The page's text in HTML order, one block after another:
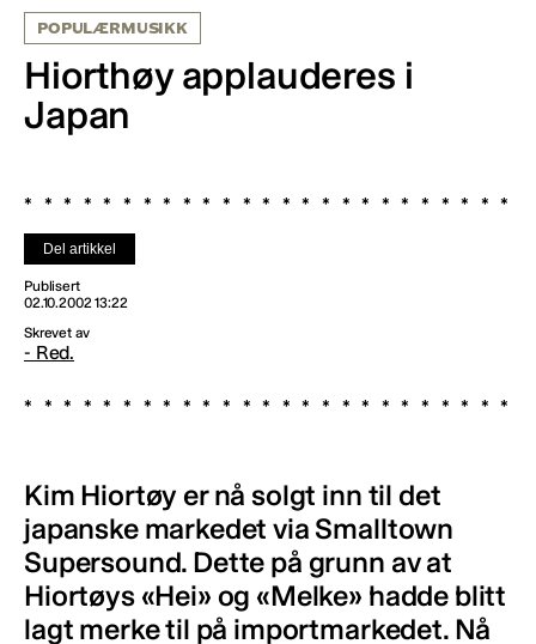
POPULÆRMUSIKK
Hiorthøy applauderes i
Japan
Del artikkel
Publisert
02.10.2002 13:22
Skrevet av
- Red.
Kim Hiortøy er nå solgt inn til det
japanske markedet via Smalltown
Supersound. Dette på grunn av at
Hiortøys «Hei» og «Melke» hadde blitt
lagt merke til på importmarkedet. Nå